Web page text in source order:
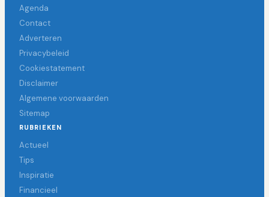
Agenda
Contact
Adverteren
Privacybeleid
Cookiestatement
Disclaimer
Algemene voorwaarden
Sitemap
RUBRIEKEN
Actueel
Tips
Inspiratie
Financieel